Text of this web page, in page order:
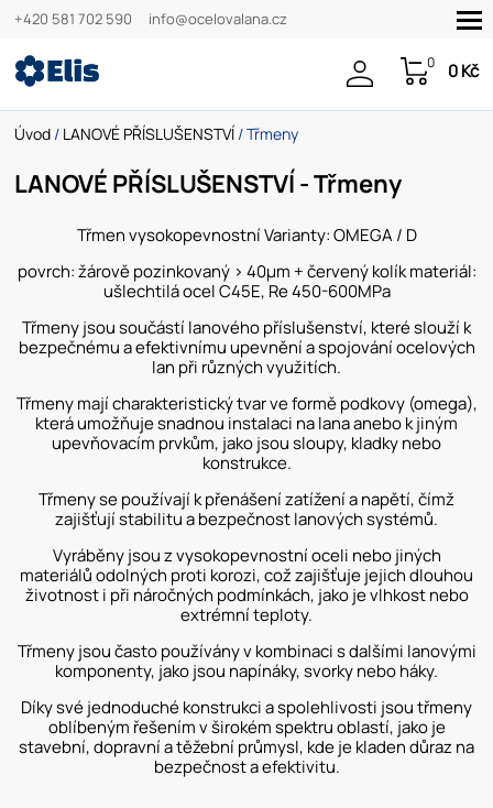
+420 581 702 590 info@ocelovalana.cz
0 0 Kč
Úvod / LANOVÉ PŘÍSLUŠENSTVÍ / Třmeny
LANOVÉ PŘÍSLUŠENSTVÍ - Třmeny
Třmen vysokopevnostní Varianty: OMEGA / D
povrch: žárově pozinkovaný > 40µm + červený kolík materiál:
ušlechtilá ocel C45E, Re 450-600MPa
Třmeny jsou součástí lanového příslušenství, které slouží k
bezpečnému a efektivnímu upevnění a spojování ocelových
lan při různých využitích.
Třmeny mají charakteristický tvar ve formě podkovy (omega),
která umožňuje snadnou instalaci na lana anebo k jiným
upevňovacím prvkům, jako jsou sloupy, kladky nebo
konstrukce.
Třmeny se používají k přenášení zatížení a napětí, čímž
zajišťují stabilitu a bezpečnost lanových systémů.
Vyráběny jsou z vysokopevnostní oceli nebo jiných
materiálů odolných proti korozi, což zajišťuje jejich dlouhou
životnost i při náročných podmínkách, jako je vlhkost nebo
extrémní teploty.
Třmeny jsou často používány v kombinaci s dalšími lanovými
komponenty, jako jsou napínáky, svorky nebo háky.
Díky své jednoduché konstrukci a spolehlivosti jsou třmeny
oblíbeným řešením v širokém spektru oblastí, jako je
stavební, dopravní a těžební průmysl, kde je kladen důraz na
bezpečnost a efektivitu.